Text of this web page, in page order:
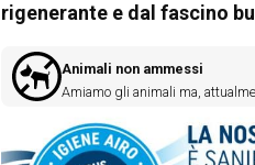
rigenerante e dal fascino
Animali non ammessi
Amiamo gli animali ma,